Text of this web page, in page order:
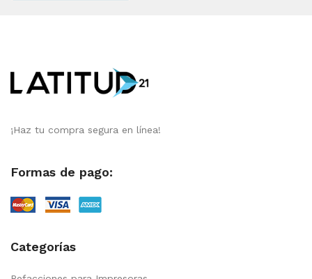
¡Haz tu compra segura en línea!
Formas de pago:
Categorías